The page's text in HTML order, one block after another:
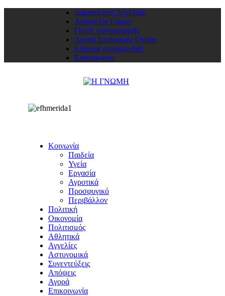
Δημοσιεύση Αγγελίας
Αναγγελία Γάμου
Γίνετε συνδρομητής
Αγορά Συνδρομής Online
Είσοδος συνδρομητή
Επικοινωνία
Κοινωνία
Παιδεία
Υγεία
Εργασία
Αγροτικά
Προσφυγικό
Περιβάλλον
Πολιτική
Οικονομία
Πολιτισμός
Αθλητικά
Αγγελίες
Αστυνομικά
Συνεντεύξεις
Απόψεις
Αγορά
Επικοινωνία